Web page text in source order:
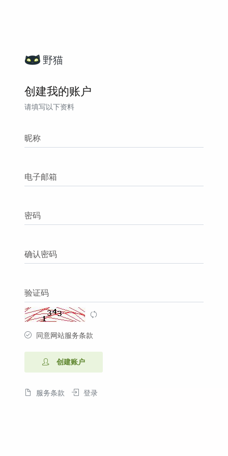
野猫
创建我的账户
请填写以下资料
昵称
电子邮箱
密码
确认密码
验证码
同意网站服务条款
创建账户
服务条款 登录